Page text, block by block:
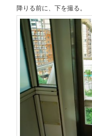
降りる前に、下を撮る。